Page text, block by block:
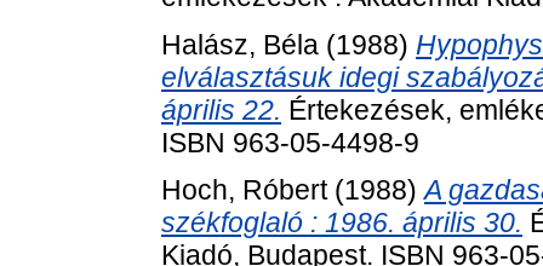
Halász, Béla (1988)
elválasztásuk idegi
április 22. Értekezések,
ISBN 963-05-4498-9
Hoch, Róbert(1988)A
székfoglaló : 1986. április 30.
Kiadó, Budapest. ISBN 963-